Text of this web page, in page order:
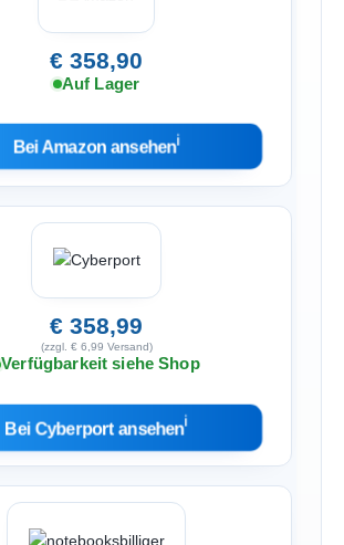
€ 358,90
Auf Lager
Bei Amazon ansehenℹ︎
€ 358,99
(zzgl. € 6,99 Versand)
Verfügbarkeit siehe Shop
Bei Cyberport ansehenℹ︎